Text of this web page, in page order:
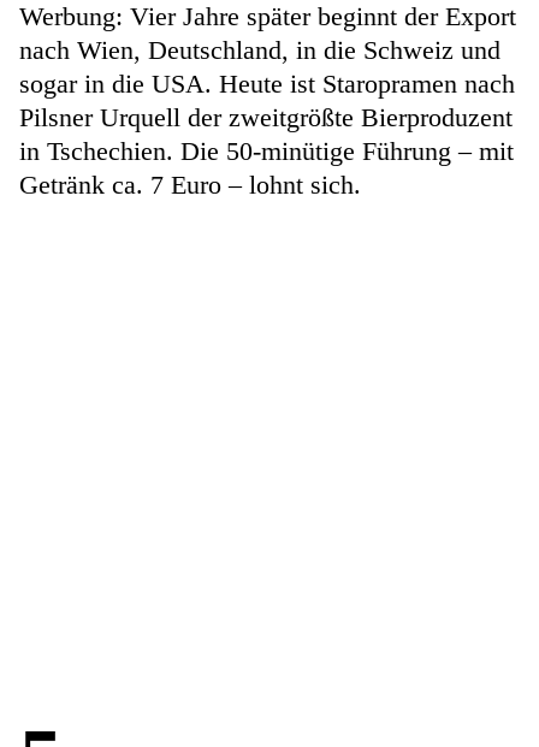
Werbung: Vier Jahre später beginnt der Export
nach Wien, Deutschland, in die Schweiz und
sogar in die USA. Heute ist Staropramen nach
Pilsner Urquell der zweitgrößte Bierproduzent
in Tschechien. Die 50-minütige Führung – mit
Getränk ca. 7 Euro – lohnt sich.